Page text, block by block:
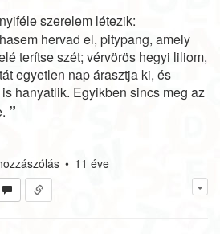
szerelem létezik:
hervad el, pitypang, amely
terítse szét; vérvörös hegyi liliom,
egyetlen nap árasztja ki, és
hanyatlik. Egyikben sincs meg az
”
• 11 éve